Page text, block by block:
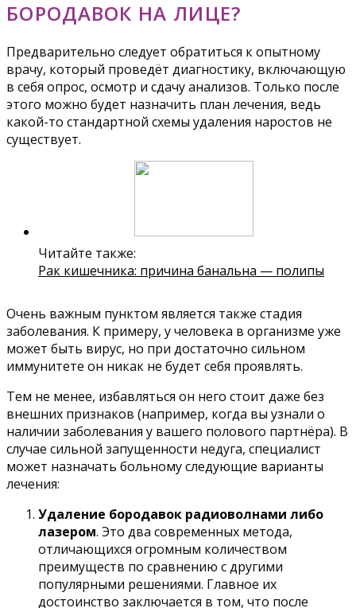
БОРОДАВОК НА ЛИЦЕ?
Предварительно следует обратиться к опытному
врачу, который проведёт диагностику, включающую
в себя опрос, осмотр и сдачу анализов. Только после
этого можно будет назначить план лечения, ведь
какой-то стандартной схемы удаления наростов не
существует.
Читайте также:
Рак кишечника: причина банальна — полипы
Очень важным пунктом является также стадия
заболевания. К примеру, у человека в организме уже
может быть вирус, но при достаточно сильном
иммунитете он никак не будет себя проявлять.
Тем не менее, избавляться он него стоит даже без
внешних признаков (например, когда вы узнали о
наличии заболевания у вашего полового партнёра). В
случае сильной запущенности недуга, специалист
может назначать больному следующие варианты
лечения:
Удаление бородавок радиоволнами либо
лазером. Это два современных метода,
отличающихся огромным количеством
преимуществ по сравнению с другими
популярными решениями. Главное их
достоинство заключается в том, что после